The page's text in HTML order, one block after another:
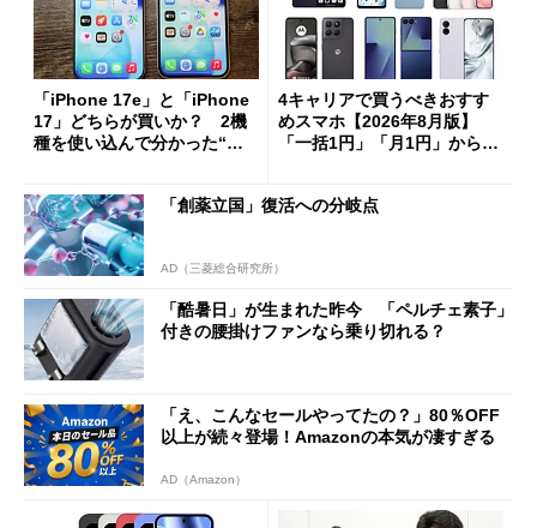
「iPhone 17e」と「iPhone
17」どちらが買いか？ 2機
種を使い込んで分かった“ス
4キャリアで買うべきおすす
めスマホ【2026年8月版】
「一括1円」「月1円」からお
「創薬立国」復活への分岐点
AD（三菱総合研究所）
「酷暑日」が生まれた昨今 「ペルチェ素子」
付きの腰掛けファンなら乗り切れる？
「え、こんなセールやってたの？」80％OFF
以上が続々登場！Amazonの本気が凄すぎる
AD（Amazon）